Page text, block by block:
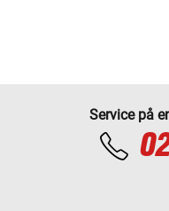
Service på